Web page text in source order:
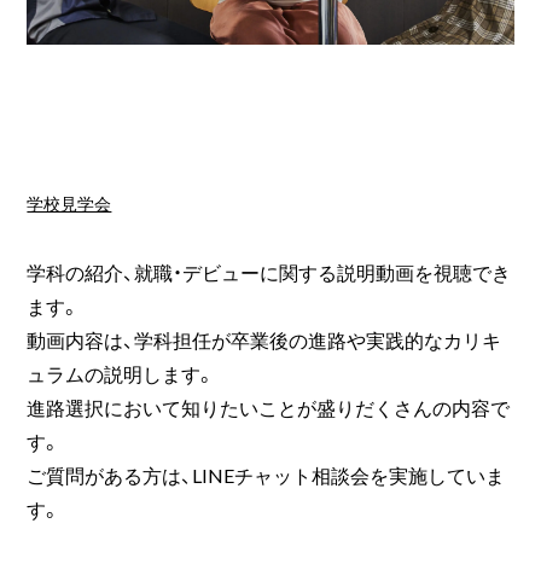
学校見学会
学科の紹介、就職・デビューに関する説明動画を視聴でき
ます。
動画内容は、学科担任が卒業後の進路や実践的なカリキ
ュラムの説明します。
進路選択において知りたいことが盛りだくさんの内容で
す。
ご質問がある方は、LINEチャット相談会を実施していま
す。